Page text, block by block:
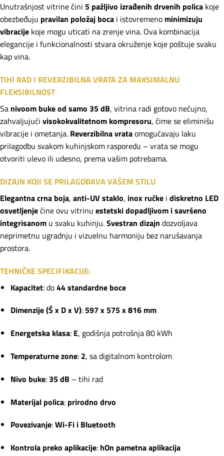
Unutrašnjost vitrine čini 5 pažljivo izrađenih drvenih polica koje
obezbeđuju pravilan položaj boca i istovremeno minimizuju
vibracije koje mogu uticati na zrenje vina. Ova kombinacija
elegancije i funkcionalnosti stvara okruženje koje poštuje svaku
kap vina.
TIHI RAD I REVERZIBILNA VRATA ZA MAKSIMALNU
FLEKSIBILNOST
Sa nivoom buke od samo 35 dB, vitrina radi gotovo nečujno,
zahvaljujući visokokvalitetnom kompresoru, čime se eliminišu
vibracije i ometanja. Reverzibilna vrataomogućavaju laku
prilagodbu svakom kuhinjskom rasporedu – vrata se mogu
otvoriti ulevo ili udesno, prema vašim potrebama.
DIZAJN KOJI SE PRILAGOĐAVA VAŠEM STILU
Elegantna crna boja, anti-UV staklo, inox ručke i diskretno LED
osvetljenječine ovu vitrinu estetski dopadljivom i savršeno
integrisanom u svaku kuhinju.Svestran dizajn dozvoljava
neprimetnu ugradnju i vizuelnu harmoniju bez narušavanja
prostora.
TEHNIČKE SPECIFIKACIJE:
Kapacitet: do44 standardne boce
Dimenzije (Š x D x V):597 x 575 x 816 mm
Energetska klasa: E, godišnja potrošnja 80 kWh
Temperaturne zone: 2, sa digitalnom kontrolom
Nivo buke: 35 dB – tihi rad
Materijal polica: prirodno drvo
Povezivanje:Wi-Fi i Bluetooth
Kontrola preko aplikacije: hOn pametna aplikacija